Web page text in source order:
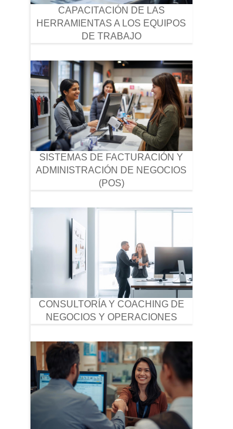
CAPACITACIÓN DE LAS
HERRAMIENTAS A LOS EQUIPOS
DE TRABAJO
SISTEMAS DE FACTURACIÓN Y
ADMINISTRACIÓN DE NEGOCIOS
(POS)
CONSULTORÍA Y COACHING DE
NEGOCIOS Y OPERACIONES